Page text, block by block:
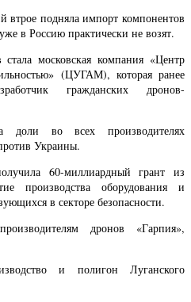
втрое подняла импорт компонентов
в Россию практически не возят.
московская компания «Центр
(ЦУГАМ), которая ранее
гражданских дронов-
во всех производителях
Украины.
60-миллиардный грант из
производства оборудования и
в секторе безопасности.
дронов «Гарпия»,
и полигон Луганского